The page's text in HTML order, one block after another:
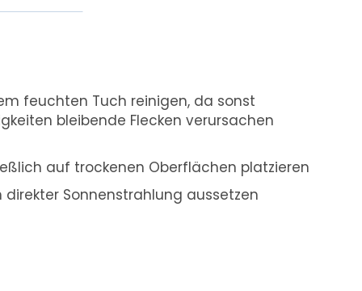
feuchten Tuch reinigen, da sonst
bleibende Flecken verursachen
auf trockenen Oberflächen platzieren
Sonnenstrahlung aussetzen